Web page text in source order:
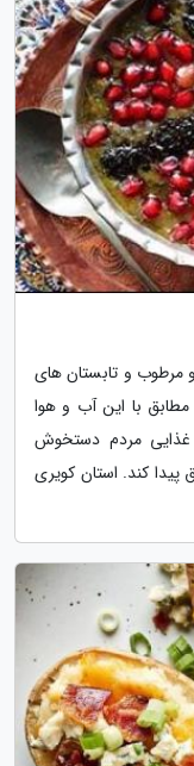
مرطوب و تابستان های
با این آب و هوا
غذایی مردم دستخوش
کند. استان کویری